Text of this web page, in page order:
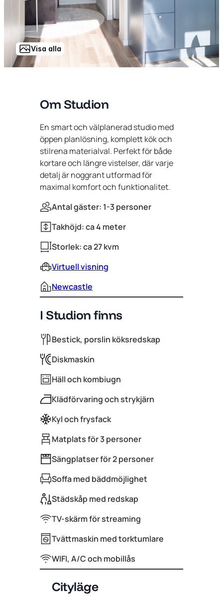
Visa alla
Om Studion
En smart och välplanerad studio med
öppen planlösning, komplett kök och
stilrena materialval. Perfekt för både
kortare och längre vistelser, där varje
detalj är noggrant utformad för
maximal komfort och funktionalitet.
Antal gäster: 1-3 personer
Takhöjd: ca 4 meter
Storlek: ca 27 kvm
Virtuell visning
Newcastle
I Studion finns
Bestick, porslin köksredskap
Diskmaskin
Häll och kombiugn
Klädförvaring och strykjärn
Kyl och frysfack
Matplats för 3 personer
Sängplatser för 2 personer
Soffa med bäddmöjlighet
Städskåp med redskap
TV-skärm för streaming
Tvättmaskin med torktumlare
WIFI, A/C och mobillås
Cityläge